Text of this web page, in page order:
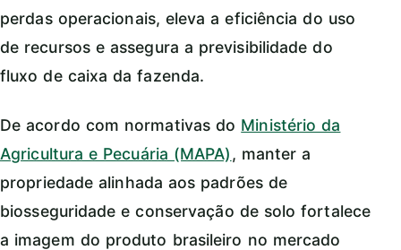
perdas operacionais, eleva a eficiência do uso
de recursos e assegura a previsibilidade do
fluxo de caixa da fazenda.
De acordo com normativas do Ministério da
Agricultura e Pecuária (MAPA), manter a
propriedade alinhada aos padrões de
biosseguridade e conservação de solo fortalece
a imagem do produto brasileiro no mercado